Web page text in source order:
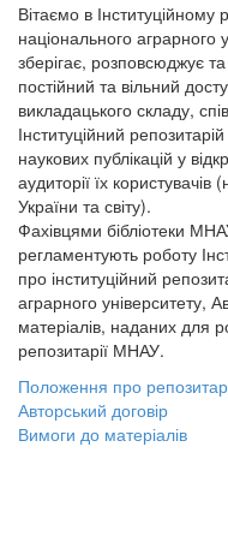
Вітаємо в Інституційному
національного аграрного
зберігає, розповсюджує
постійний та вільний
викладацького складу,
Інституційний
наукових публікацій у
аудиторії їх користувачів
України та світу).
Фахівцями бібліотеки
регламентують роботу
про інституційний
аграрного університету,
матеріалів, наданих для
репозитарії МНАУ.
Положення про
Авторський договір
Вимоги до матеріалів